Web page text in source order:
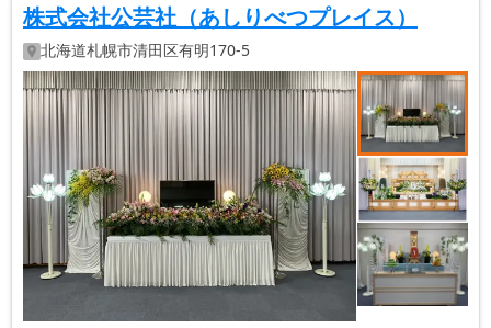
株式会社公芸社（あしりべつプレイス）
北海道札幌市清田区有明170-5